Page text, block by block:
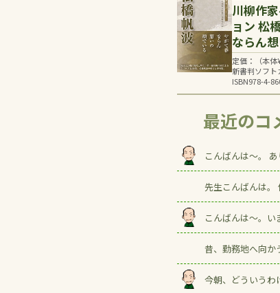
川柳作
ョン 松
ならん
定価：（本体
新書判ソフト
ISBN978-4-
最近のコ
こんばんは～。
先生こんばんは。
こんばんは～。い
昔、勤務地へ向か
今朝、どういう